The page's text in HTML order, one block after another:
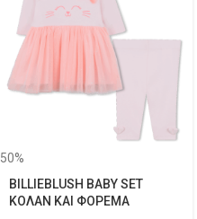
50%
BILLIEBLUSH BABY SET
ΚΟΛΑΝ ΚΑΙ ΦΟΡΕΜΑ